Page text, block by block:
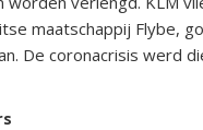
maatschappij Flybe,
De coronacrisis werd